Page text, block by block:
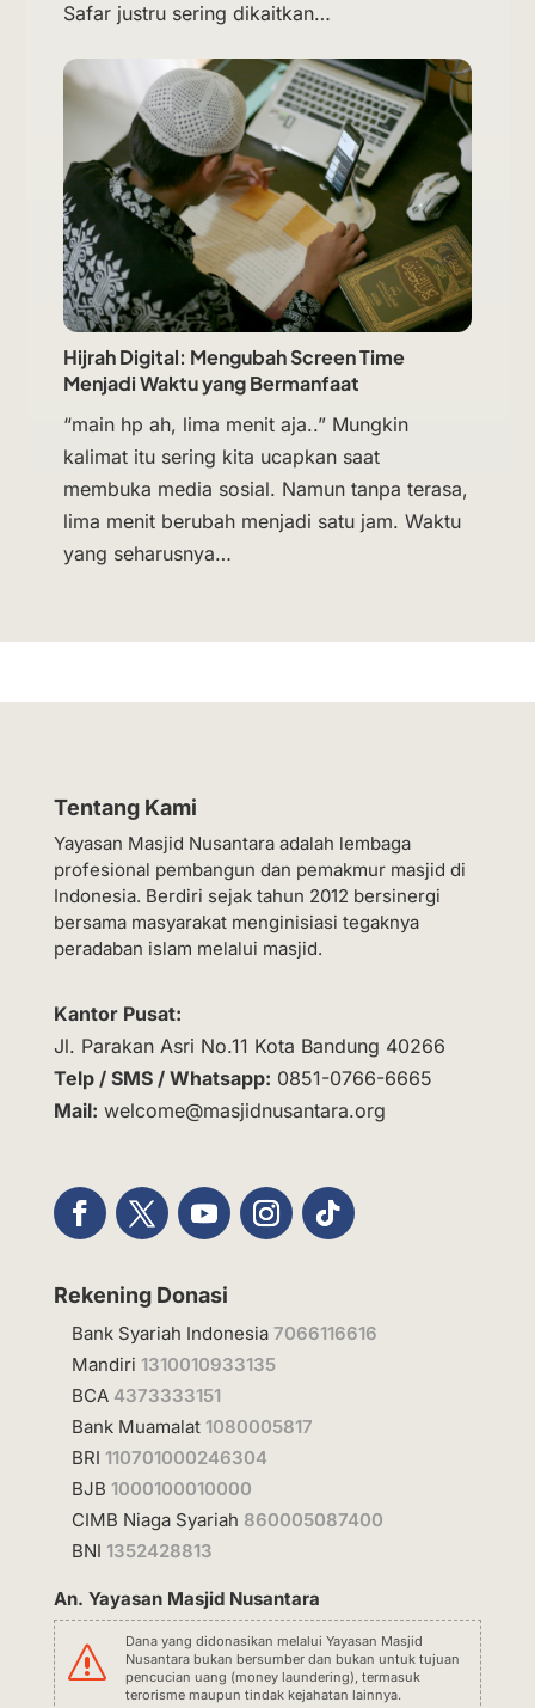
Safar justru sering dikaitkan…
Hijrah Digital: Mengubah Screen Time
Menjadi Waktu yang Bermanfaat
“main hp ah, lima menit aja..” Mungkin
kalimat itu sering kita ucapkan saat
membuka media sosial. Namun tanpa terasa,
lima menit berubah menjadi satu jam. Waktu
yang seharusnya…
Tentang Kami
Yayasan Masjid Nusantara adalah lembaga
profesional pembangun dan pemakmur masjid di
Indonesia. Berdiri sejak tahun 2012 bersinergi
bersama masyarakat menginisiasi tegaknya
peradaban islam melalui masjid.
Kantor Pusat:
Jl. Parakan Asri No.11 Kota Bandung 40266
Telp / SMS / Whatsapp: 0851-0766-6665
Mail: welcome@masjidnusantara.org
Rekening Donasi
Bank Syariah Indonesia 7066116616
Mandiri 1310010933135
BCA 4373333151
Bank Muamalat 1080005817
BRI 110701000246304
BJB 1000100010000
CIMB Niaga Syariah 860005087400
BNI 1352428813
An. Yayasan Masjid Nusantara
s
Dana yang didonasikan melalui Yayasan Masjid
Nusantara bukan bersumber dan bukan untuk tujuan
pencucian uang (money laundering), termasuk
terorisme maupun tindak kejahatan lainnya.